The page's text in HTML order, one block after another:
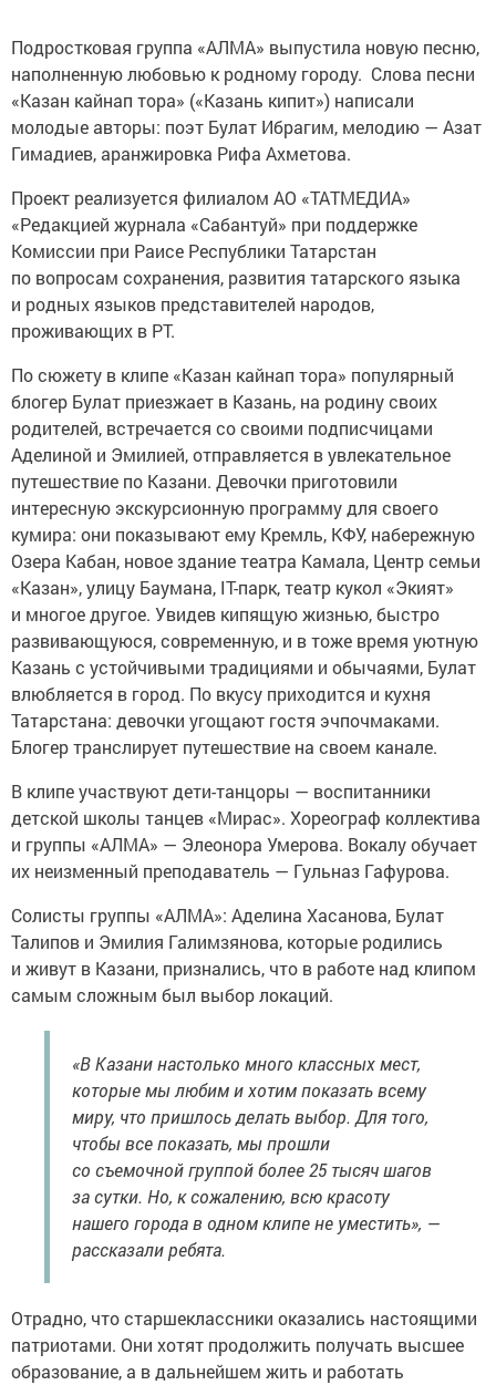
Подростковая группа «АЛМА» выпустила новую песню,
наполненную любовью к родному городу. Слова песни
«Казан кайнап тора» («Казань кипит») написали
молодые авторы: поэт Булат Ибрагим, мелодию — Азат
Гимадиев, аранжировка Рифа Ахметова.
Проект реализуется филиалом АО «ТАТМЕДИА»
«Редакцией журнала «Сабантуй» при поддержке
Комиссии при Раисе Республики Татарстан
по вопросам сохранения, развития татарского языка
и родных языков представителей народов,
проживающих в РТ.
По сюжету в клипе «Казан кайнап тора» популярный
блогер Булат приезжает в Казань, на родину своих
родителей, встречается со своими подписчицами
Аделиной и Эмилией, отправляется в увлекательное
путешествие по Казани. Девочки приготовили
интересную экскурсионную программу для своего
кумира: они показывают ему Кремль, КФУ, набережную
Озера Кабан, новое здание театра Камала, Центр семьи
«Казан», улицу Баумана, IT-парк, театр кукол «Экият»
и многое другое. Увидев кипящую жизнью, быстро
развивающуюся, современную, и в тоже время уютную
Казань с устойчивыми традициями и обычаями, Булат
влюбляется в город. По вкусу приходится и кухня
Татарстана: девочки угощают гостя эчпочмаками.
Блогер транслирует путешествие на своем канале.
В клипе участвуют дети-танцоры — воспитанники
детской школы танцев «Мирас». Хореограф коллектива
и группы «АЛМА» — Элеонора Умерова. Вокалу обучает
их неизменный преподаватель — Гульназ Гафурова.
Солисты группы «АЛМА»: Аделина Хасанова, Булат
Талипов и Эмилия Галимзянова, которые родились
и живут в Казани, признались, что в работе над клипом
самым сложным был выбор локаций.
«В Казани настолько много классных мест,
которые мы любим и хотим показать всему
миру, что пришлось делать выбор. Для того,
чтобы все показать, мы прошли
со съемочной группой более 25 тысяч шагов
за сутки. Но, к сожалению, всю красоту
нашего города в одном клипе не уместить», —
рассказали ребята.
Отрадно, что старшеклассники оказались настоящими
патриотами. Они хотят продолжить получать высшее
образование, а в дальнейшем жить и работать